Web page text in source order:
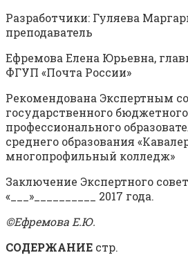
Разработчики: Гуляева
преподаватель
Ефремова Елена Юрьевна,
ФГУП «Почта России»
Рекомендована Экспертным
государственного бюджетного
профессионального
среднего образования
многопрофильный колледж»
Заключение Экспертного
«___»__________ 2017 года.
©Ефремова Е.Ю.
СОДЕРЖАНИЕ стр.